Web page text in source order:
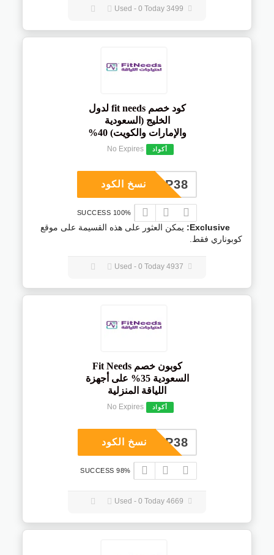
كود خصم fit needs لدول
الخليج (السعودية
والإمارات والكويت) 40%
أكواد No Expires
COUP38نسخ الكود
100% SUCCESS
Exclusive:
يمكن العثور على هذه القسيمة على موقع
كوبوناري فقط.
كوبون خصم Fit Needs
السعودية 35% على أجهزة
اللياقة المنزلية
أكواد No Expires
COUP38نسخ الكود
98% SUCCESS